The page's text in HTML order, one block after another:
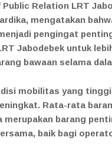
Public Relation LRT
mengatakan
pengingat
Jabodebek untuk
bawaan selama
mobilitas yang
Rata-rata
merupakan barang
baik bagi